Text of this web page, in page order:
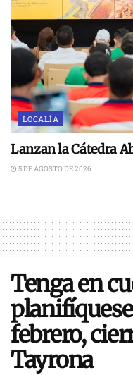
LOCALÍA
Lanzan la Cátedra
5 DE AGOSTO DE 2026
Tenga en
febrero,
Tayrona